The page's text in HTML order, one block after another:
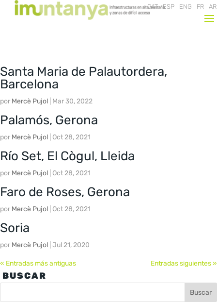
CAT ESP ENG FR AR
Santa Maria de Palautordera,
Barcelona
por Mercè Pujol Mar 30, 2022
Palamós, Gerona
por Mercè Pujol Oct 28, 2021
Río Set, El Cògul, Lleida
por Mercè Pujol Oct 28, 2021
Faro de Roses, Gerona
por Mercè Pujol Oct 28, 2021
Soria
por Mercè Pujol Jul 21, 2020
« Entradas más antiguas Entradas siguientes »
BUSCAR